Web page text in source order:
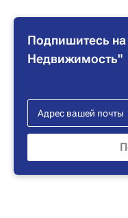
Подпишитесь
Недвижимость"